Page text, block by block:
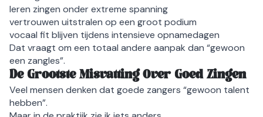
leren zingen onder extreme spanning
vertrouwen uitstralen op een groot podium
vocaal fit blijven tijdens intensieve opnamedagen
Dat vraagt om een totaal andere aanpak dan “gewoon
een zangles”.
De Grootste Misvatting Over Goed Zingen
Veel mensen denken dat goede zangers “gewoon talent
hebben”.